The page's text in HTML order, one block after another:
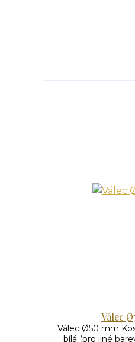
Válec
Válec Ø50 mm
bílá (pro jiné